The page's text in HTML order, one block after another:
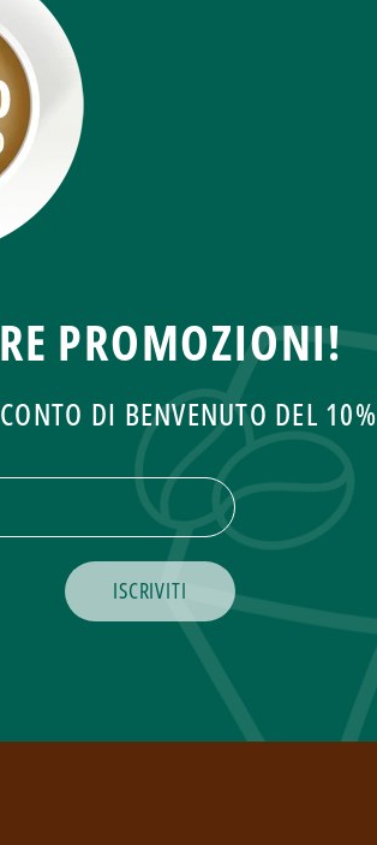
PROMOZIONI!
DI BENVENUTO DEL 10%